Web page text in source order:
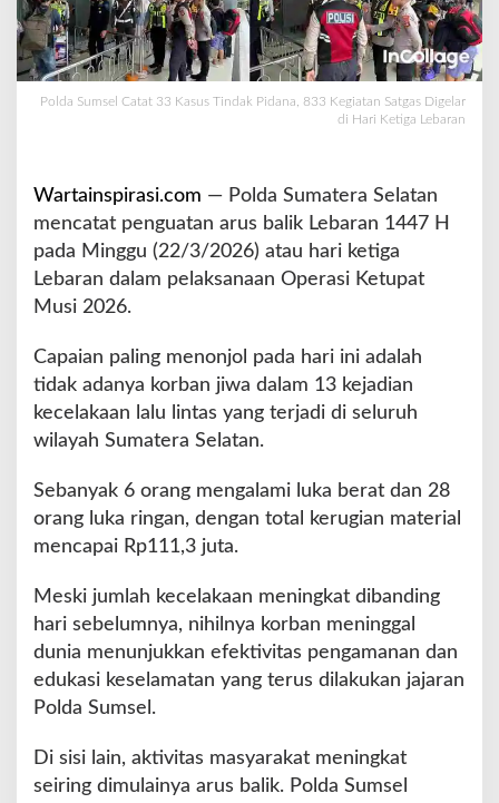
K
a
s
u
s
d
P
i
n
,
8
3
K
g
i
t
S
a
t
D
Polda Sumsel Catat 33 Kasus Tindak Pidana, 833 Kegiatan Satgas Digelar
di Hari Ketiga Lebaran
Wartainspirasi.com — Polda Sumatera Selatan
mencatat penguatan arus balik Lebaran 1447 H
pada Minggu (22/3/2026) atau hari ketiga
Lebaran dalam pelaksanaan Operasi Ketupat
Musi 2026.
Capaian paling menonjol pada hari ini adalah
tidak adanya korban jiwa dalam 13 kejadian
kecelakaan lalu lintas yang terjadi di seluruh
wilayah Sumatera Selatan.
Sebanyak 6 orang mengalami luka berat dan 28
orang luka ringan, dengan total kerugian material
mencapai Rp111,3 juta.
Meski jumlah kecelakaan meningkat dibanding
hari sebelumnya, nihilnya korban meninggal
dunia menunjukkan efektivitas pengamanan dan
edukasi keselamatan yang terus dilakukan jajaran
Polda Sumsel.
Di sisi lain, aktivitas masyarakat meningkat
seiring dimulainya arus balik. Polda Sumsel